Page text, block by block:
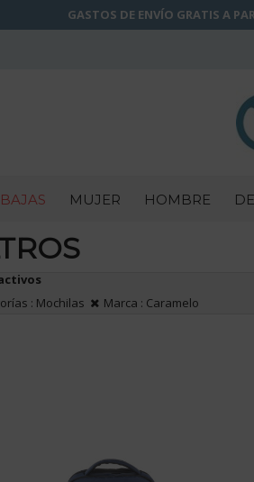
GASTOS DE ENVÍO GRATIS A
MUJER HOMBRE
: Mochilas
Marca : Caramelo